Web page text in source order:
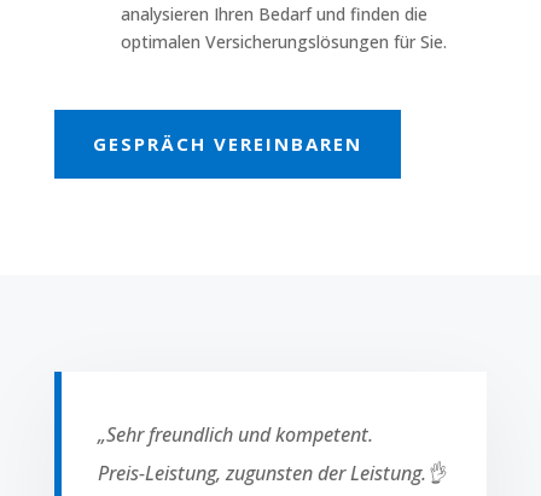
analysieren Ihren Bedarf und finden die
optimalen Versicherungslösungen für Sie.
GESPRÄCH VEREINBAREN
„Sehr freundlich und kompetent.
Preis-Leistung, zugunsten der Leistung.👌